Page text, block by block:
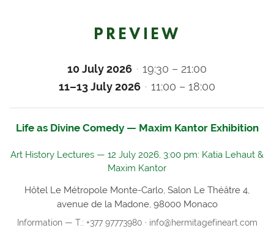
PREVIEW
10 July 2026
19:30 – 21:00
11–13 July 2026
11:00 – 18:00
Life as Divine Comedy — Maxim Kantor Exhibition
Art History Lectures — 12 July 2026, 3:00 pm: Katia Lehaut &
Maxim Kantor
Hôtel Le Métropole Monte-Carlo, Salon Le Théâtre 4,
avenue de la Madone, 98000 Monaco
Information — T.: +377 97773980 · info@hermitagefineart.com